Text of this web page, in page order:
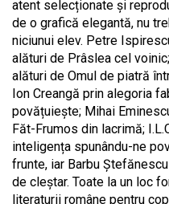
atent selecționate și
de o grafică elegantă, nu
niciunui elev. Petre
alături de Prâslea cel
alături de Omul de piatră
Ion Creangă prin alegoria
povățuiește; Mihai
Făt-Frumos din lacrimă;
inteligența spunându-ne
frunte, iar Barbu
de cleștar. Toate la un loc
literaturii române pentru